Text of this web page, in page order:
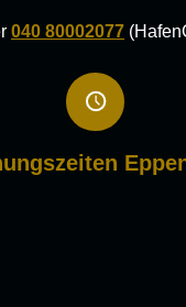
040 80002077